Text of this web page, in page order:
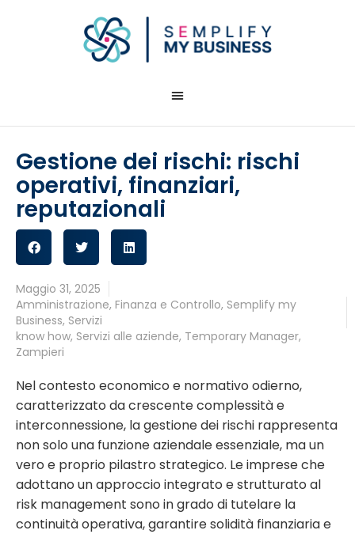
Gestione dei rischi: rischi
operativi, finanziari,
reputazionali
Maggio 31, 2025
Amministrazione, Finanza e Controllo, Semplify my
Business, Servizi
know how, Servizi alle aziende, Temporary Manager,
Zampieri
Nel contesto economico e normativo odierno,
caratterizzato da crescente complessità e
interconnessione, la gestione dei rischi rappresenta
non solo una funzione aziendale essenziale, ma un
vero e proprio pilastro strategico. Le imprese che
adottano un approccio integrato e strutturato al
risk management sono in grado di tutelare la
continuità operativa, garantire solidità finanziaria e